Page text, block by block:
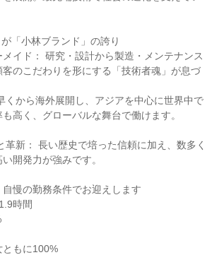
「小林ブランド」の誇り
イド： 研究・設計から製造・メンテナンス
客のこだわりを形にする「技術者魂」が息づ
くから海外展開し、アジアを中心に世界中で
高く、グローバルな舞台で働けます。
革新： 長い歴史で培った信頼に加え、数多く
開発力が強みです。
慢の勤務条件でお迎えします
時間
ともに100%